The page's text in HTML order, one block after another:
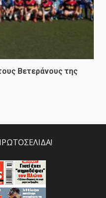
Βετεράνους της